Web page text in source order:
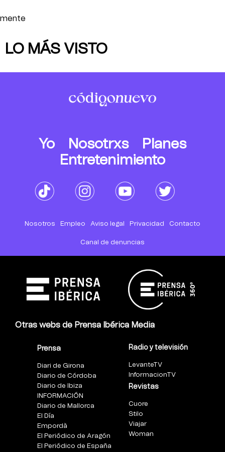
mente
LO MÁS VISTO
Yo Nosotrxs
Planes
Entretenimiento
Nosotros Empleo Aviso legal Privacidad Contacto
Canal de denuncias
Otras webs de Prensa Ibérica Media
Prensa
Diari de Girona
Diario de Córdoba
Diario de Ibiza
INFORMACIÓN
Diario de Mallorca
El Día
Empordà
El Periódico de Aragón
El Periódico de España
Radio y televisión
LevanteTV
InformacionTV
Revistas
Cuore
Stilo
Viajar
Woman